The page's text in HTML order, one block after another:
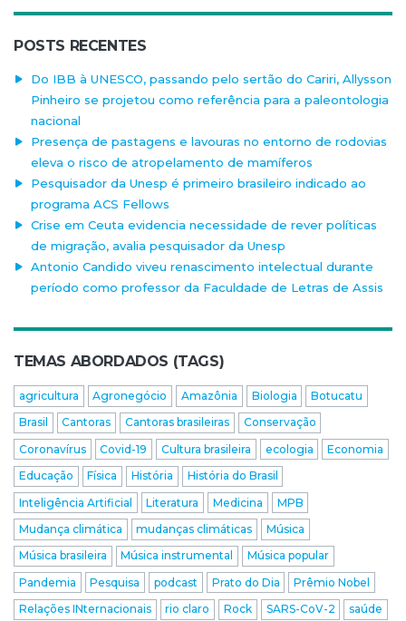
POSTS RECENTES
Do IBB à UNESCO, passando pelo sertão do Cariri, Allysson
Pinheiro se projetou como referência para a paleontologia
nacional
Presença de pastagens e lavouras no entorno de rodovias
eleva o risco de atropelamento de mamíferos
Pesquisador da Unesp é primeiro brasileiro indicado ao
programa ACS Fellows
Crise em Ceuta evidencia necessidade de rever políticas
de migração, avalia pesquisador da Unesp
Antonio Candido viveu renascimento intelectual durante
período como professor da Faculdade de Letras de Assis
TEMAS ABORDADOS (TAGS)
agricultura Agronegócio Amazônia Biologia
Botucatu
Brasil
Cantoras Cantoras brasileiras
Conservação
Coronavírus
Covid-19 Cultura brasileira ecologia
Economia
Educação
Física História
História do Brasil
Inteligência Artificial
Literatura Medicina
MPB
Mudança climática
mudanças climáticas
Música
Música brasileira
Música instrumental
Música popular
Pandemia
Pesquisa podcast Prato do Dia
Prêmio Nobel
Relações INternacionais
rio claro Rock SARS-CoV-2
saúde